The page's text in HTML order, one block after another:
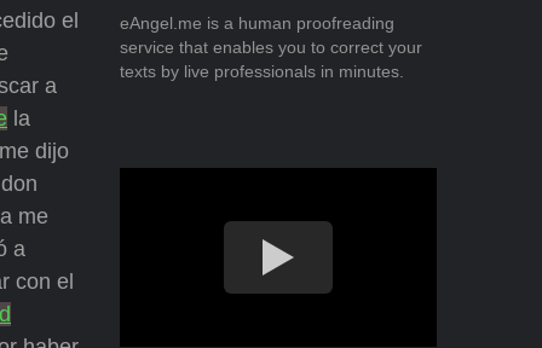
el
a
la
me dijo
me
a
con el
eAngel.me is a human proofreading
service that enables you to correct your
texts by live professionals in minutes.